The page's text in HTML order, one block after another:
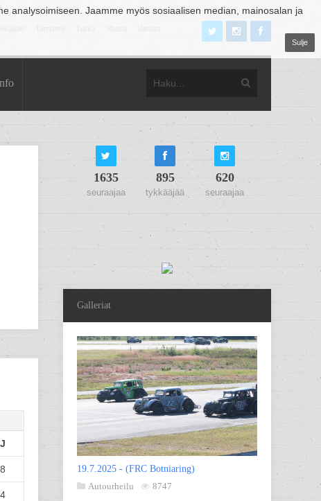
analysoimiseen. Jaamme myös sosiaalisen median, mainosalan ja
Sulje
J
8
4
1635
seuraajaa
895
tykkääjää
620
seuraajaa
Galleriat
19.7.2025 - (FRC Botniaring)
Autourheilu
8747